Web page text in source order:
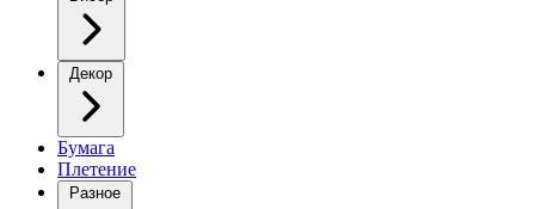
Декор
Бумага
Плетение
Разное